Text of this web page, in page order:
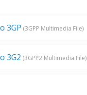
3GP (3GPP Multimedia File)
3G2 (3GPP2 Multimedia File)